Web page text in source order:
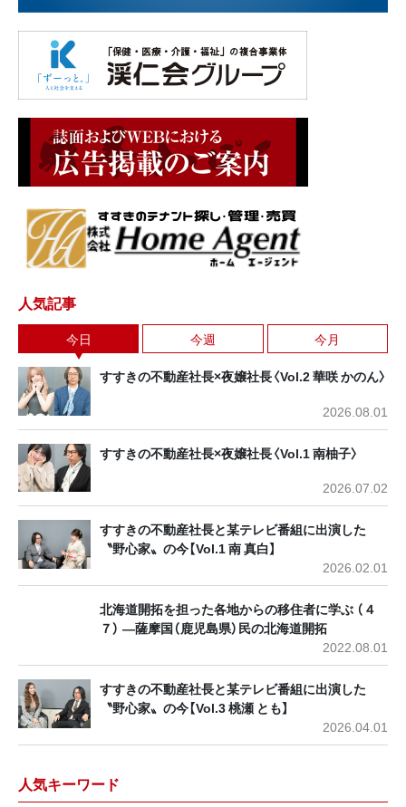
人気記事
今日 今週 今月
すすきの不動産社長×夜嬢社長〈Vol.2 華咲 かのん〉
2026.08.01
すすきの不動産社長×夜嬢社長〈Vol.1 南柚子〉
2026.07.02
すすきの不動産社長と某テレビ番組に出演した
〝野心家〟の今【Vol.1 南 真白】
2026.02.01
北海道開拓を担った各地からの移住者に学ぶ （４
７） ―薩摩国（鹿児島県）民の北海道開拓
2022.08.01
すすきの不動産社長と某テレビ番組に出演した
〝野心家〟の今【Vol.3 桃瀬 とも】
2026.04.01
人気キーワード